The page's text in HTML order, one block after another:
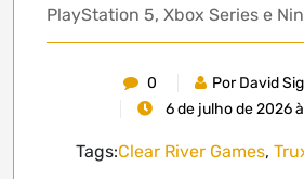
PlayStation 5, Xbox Series e
0
Por David
6 de julho de 2026
Tags:Clear River Games,